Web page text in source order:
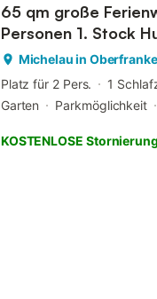
65 qm große
Michelau in
Platz für 2 Pers. 1
Garten
Parkmöglichkeit
KOSTENLOSE Stornierung